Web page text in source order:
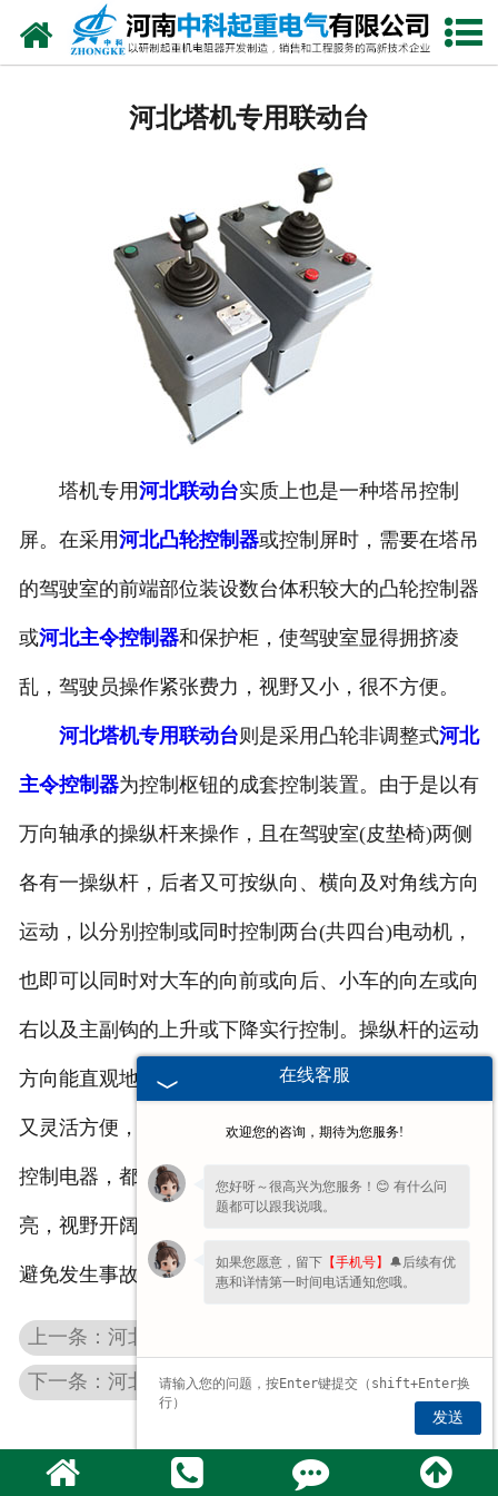
网站首页
河北电抗器
河北电控柜
河北联动控制台
河北电气控制系统
河北主令控制器
河北滤波器
河北触头总成
河北塔机专用联动台
塔机专用河北联动台实质上也是一种塔吊控制
屏。在采用河北凸轮控制器或控制屏时，需要在塔吊
的驾驶室的前端部位装设数台体积较大的凸轮控制器
或河北主令控制器和保护柜，使驾驶室显得拥挤凌
乱，驾驶员操作紧张费力，视野又小，很不方便。
河北塔机专用联动台则是采用凸轮非调整式河北
主令控制器为控制枢钮的成套控制装置。由于是以有
万向轴承的操纵杆来操作，且在驾驶室(皮垫椅)两侧
各有一操纵杆，后者又可按纵向、横向及对角线方向
运动，以分别控制或同时控制两台(共四台)电动机，
也即可以同时对大车的向前或向后、小车的向左或向
右以及主副钩的上升或下降实行控制。操纵杆的运动
方向能直观地表示出控制对象的运动情况，兼之操作
又灵活方便，故可降低劳动强度。另外，体积较大的
控制电器，都设在驾驶座两侧，使驾驶部位光线明
亮，视野开阔，整洁舒适，这也有助于解决误操作和
避免发生事故。
上一条：河北变频制动电阻柜
下一条：河北起重机控制系统
在线客服
欢迎您的咨询，期待为您服务!
您好呀～很高兴为您服务！😊 有什么问
题都可以跟我说哦。
如果您愿意，留下 【手机号】 🔔后续有优
惠和详情第一时间电话通知您哦。
发送